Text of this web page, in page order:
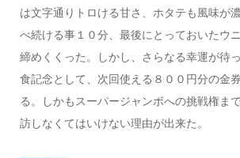
は文字通りトロける甘さ、ホタテも風味が
べ続ける事１０分、最後にとっておいたウ
締めくくった。しかし、さらなる幸運が待
食記念として、次回使える８００円分の金
る。しかもスーパージャンボへの挑戦権ま
訪しなくてはいけない理由が出来た。